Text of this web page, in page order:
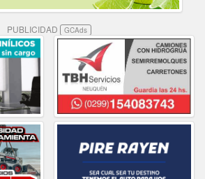
PUBLICIDAD GCAds